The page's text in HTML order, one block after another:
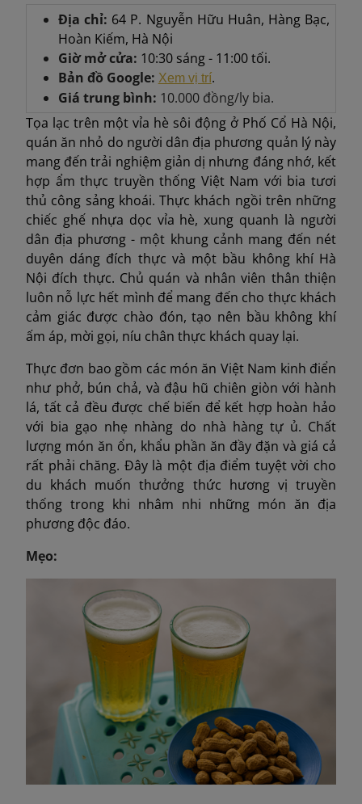
Địa chỉ: 64 P. Nguyễn Hữu Huân, Hàng Bạc,
Hoàn Kiếm, Hà Nội
Giờ mở cửa: 10:30 sáng - 11:00 tối.
Bản đồ Google: Xem vị trí.
Giá trung bình: 10.000 đồng/ly bia.
Tọa lạc trên một vỉa hè sôi động ở Phố Cổ Hà Nội,
quán ăn nhỏ do người dân địa phương quản lý này
mang đến trải nghiệm giản dị nhưng đáng nhớ, kết
hợp ẩm thực truyền thống Việt Nam với bia tươi
thủ công sảng khoái. Thực khách ngồi trên những
chiếc ghế nhựa dọc vỉa hè, xung quanh là người
dân địa phương - một khung cảnh mang đến nét
duyên dáng đích thực và một bầu không khí Hà
Nội đích thực. Chủ quán và nhân viên thân thiện
luôn nỗ lực hết mình để mang đến cho thực khách
cảm giác được chào đón, tạo nên bầu không khí
ấm áp, mời gọi, níu chân thực khách quay lại.
Thực đơn bao gồm các món ăn Việt Nam kinh điển
như phở, bún chả, và đậu hũ chiên giòn với hành
lá, tất cả đều được chế biến để kết hợp hoàn hảo
với bia gạo nhẹ nhàng do nhà hàng tự ủ. Chất
lượng món ăn ổn, khẩu phần ăn đầy đặn và giá cả
rất phải chăng. Đây là một địa điểm tuyệt vời cho
du khách muốn thưởng thức hương vị truyền
thống trong khi nhâm nhi những món ăn địa
phương độc đáo.
Mẹo: